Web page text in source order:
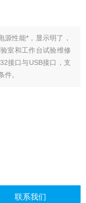
源性能*，显示明了，
室和工作台试验维修
接口与USB接口，支
件。
联系我们